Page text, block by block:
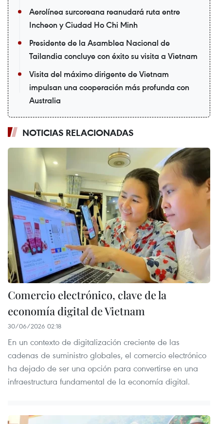
Aerolínea surcoreana reanudará ruta entre
Incheon y Ciudad Ho Chi Minh
Presidente de la Asamblea Nacional de
Tailandia concluye con éxito su visita a Vietnam
Visita del máximo dirigente de Vietnam
impulsan una cooperación más profunda con
Australia
NOTICIAS RELACIONADAS
Comercio electrónico, clave de la
economía digital de Vietnam
30/06/2026 02:18
En un contexto de digitalización creciente de las
cadenas de suministro globales, el comercio electrónico
ha dejado de ser una opción para convertirse en una
infraestructura fundamental de la economía digital.